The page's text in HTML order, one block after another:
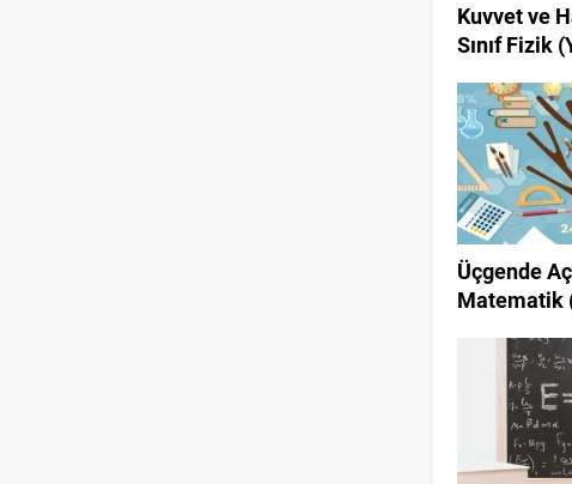
Kuvvet ve
Sınıf Fizik
Üçgende
Matematik